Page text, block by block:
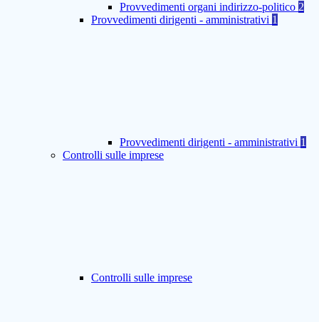
Provvedimenti organi indirizzo-politico 2
Provvedimenti dirigenti - amministrativi 1
Provvedimenti dirigenti - amministrativi 1
Controlli sulle imprese
Controlli sulle imprese